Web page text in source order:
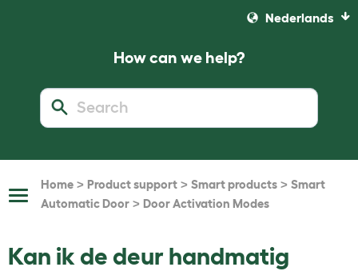
Nederlands
How can we help?
Toggle
Home > Product support > Smart products > Smart
Automatic Door > Door Activation Modes
Kan ik de deur handmatig